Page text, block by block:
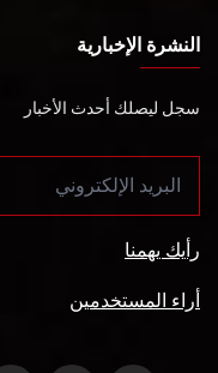
النشرة الإخبارية
سجل ليصلك أحدث الأخبار
رأيك يهمنا
أراء المستخدمين